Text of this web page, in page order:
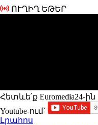
ՈՒՂԻՂ ԵԹԵՐ
Հետևե՛ք Euromedia24-ին
Youtube-ում`
Լրահոս